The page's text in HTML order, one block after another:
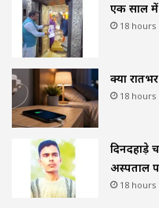
एक साल में
18 hours
क्या
18 hours
दिनदहाड़े
अस्पताल
18 hours